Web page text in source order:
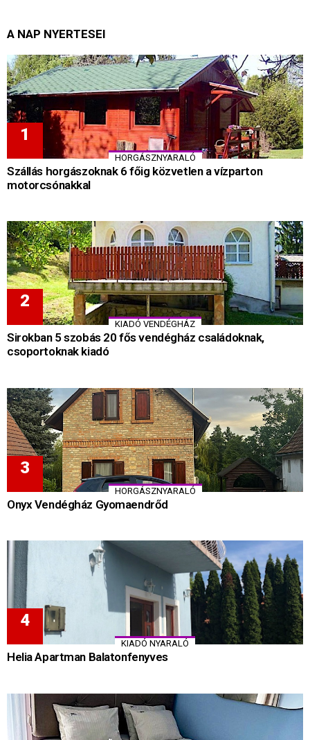
A NAP NYERTESEI
HORGÁSZNYARALÓ
Szállás horgászoknak 6 főig közvetlen a vízparton
motorcsónakkal
KIADÓ VENDÉGHÁZ
Sirokban 5 szobás 20 fős vendégház családoknak,
csoportoknak kiadó
HORGÁSZNYARALÓ
Onyx Vendégház Gyomaendrőd
KIADÓ NYARALÓ
Helia Apartman Balatonfenyves